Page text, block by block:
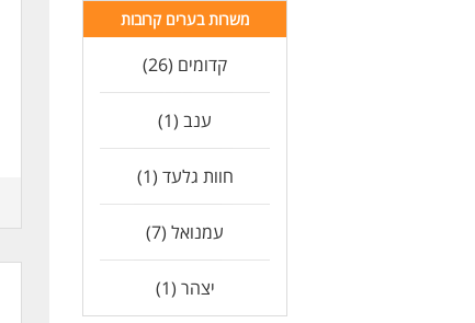
משרות בערים קרובות
קדומים (26)
ענב (1)
חוות גלעד (1)
עמנואל (7)
יצהר (1)